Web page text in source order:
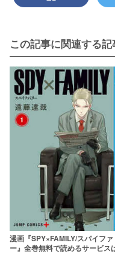
この記事に関連する記
漫画『SPY×FAMILY/スパイファ
ー』全巻無料で読めるサービス